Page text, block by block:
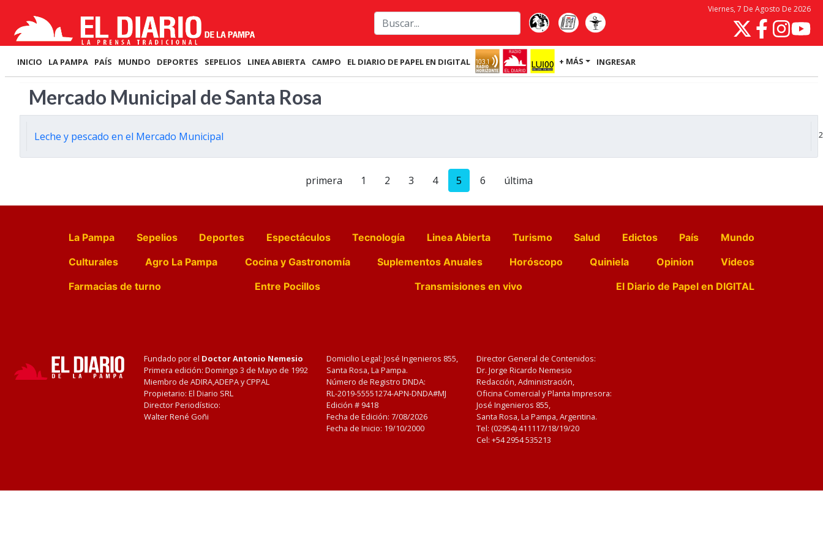
Viernes, 7 De Agosto De 2026
INICIO LA PAMPA PAÍS MUNDO DEPORTES SEPELIOS LINEA ABIERTA CAMPO EL DIARIO DE PAPEL EN DIGITAL + MÁS INGRESAR
Mercado Municipal de Santa Rosa
Leche y pescado en el Mercado Municipal
primera 1 2 3 4 5 6 última
La Pampa Sepelios Deportes Espectáculos Tecnología Linea Abierta Turismo Salud Edictos País
Mundo
Culturales
Agro La Pampa Cocina y Gastronomía Suplementos Anuales Horóscopo Quiniela Opinion
Videos
Farmacias de turno
Entre Pocillos Transmisiones en vivo El Diario de Papel en DIGITAL
Fundado por el Doctor Antonio Nemesio
Primera edición: Domingo 3 de Mayo de 1992
Miembro de ADIRA,ADEPA y CPPAL
Propietario: El Diario SRL
Director Periodístico:
Walter René Goñi
Domicilio Legal: José Ingenieros 855,
Santa Rosa, La Pampa.
Número de Registro DNDA:
RL-2019-55551274-APN-DNDA#MJ
Edición # 9418
Fecha de Edición: 7/08/2026
Fecha de Inicio: 19/10/2000
Director General de Contenidos:
Dr. Jorge Ricardo Nemesio
Redacción, Administración,
Oficina Comercial y Planta Impresora:
José Ingenieros 855,
Santa Rosa, La Pampa, Argentina.
Tel: (02954) 411117/18/19/20
Cel: +54 2954 535213